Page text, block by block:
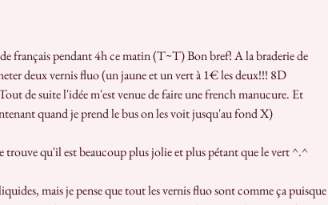
deux vernis fluo (un jaune et un vert à 1€ les deux!!! 8D
de suite l'idée m'est venue de faire une french manucure. Et
quand je prend le bus on les voit jusqu'au fond X)
trouve qu'il est beaucoup plus jolie et plus pétant que le vert ^.^